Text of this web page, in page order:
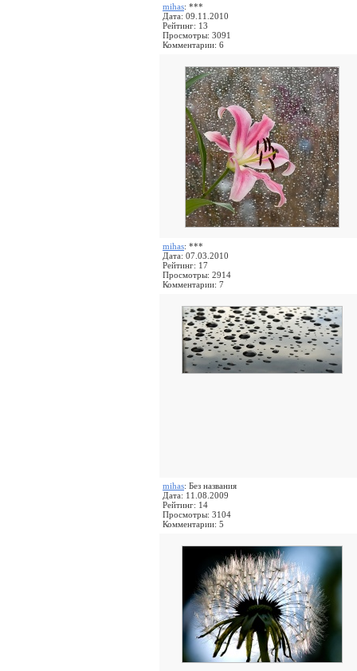
mihas: ***
Дата: 09.11.2010
Рейтинг: 13
Просмотры: 3091
Комментарии: 6
mihas: ***
Дата: 07.03.2010
Рейтинг: 17
Просмотры: 2914
Комментарии: 7
mihas: Без названия
Дата: 11.08.2009
Рейтинг: 14
Просмотры: 3104
Комментарии: 5